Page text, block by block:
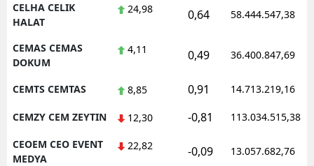
CELHA CELIK
HALAT
24,98 0,64 58.444.547,38
CEMAS CEMAS
DOKUM
4,11 0,49 36.400.847,69
CEMTS CEMTAS 8,85 0,91 14.713.219,16
CEMZY CEM ZEYTIN 12,30 -0,81 113.034.515,38
CEOEM CEO EVENT
MEDYA
22,82 -0,09 13.057.682,76